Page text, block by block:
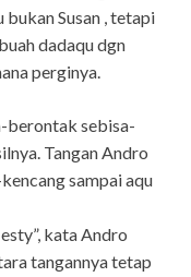
Susan , tetapi
dadaqu dgn
perginya.
berontak sebisa-
Tangan Andro
sampai aqu
kata Andro
tangannya tetap